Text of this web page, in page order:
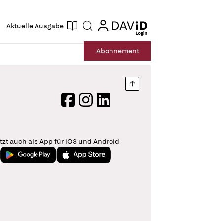
Aktuelle Ausgabe Suche login
login
Abonnement
Nach oben springen
FacebookInstagram
LinkedIn
auch als App für iOS und Android
Jetzt bei Google PlayLaden im App Store